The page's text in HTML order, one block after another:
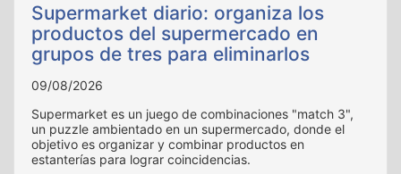
Supermarket diario: organiza los
productos del supermercado en
grupos de tres para eliminarlos
09/08/2026
Supermarket es un juego de combinaciones "match 3",
un puzzle ambientado en un supermercado, donde el
objetivo es organizar y combinar productos en
estanterías para lograr coincidencias.